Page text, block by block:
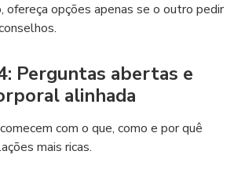
ofereça opções apenas se o outro pedir
Perguntas abertas e
alinhada
com o que, como e por quê
mais ricas.